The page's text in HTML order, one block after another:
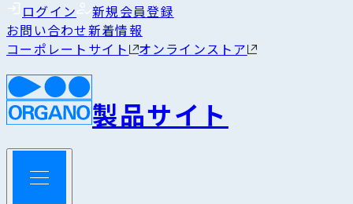
ログイン
新規会員登録
お問い合わせ新着情報
コーポレートサイト
オンラインストア
製品サイト